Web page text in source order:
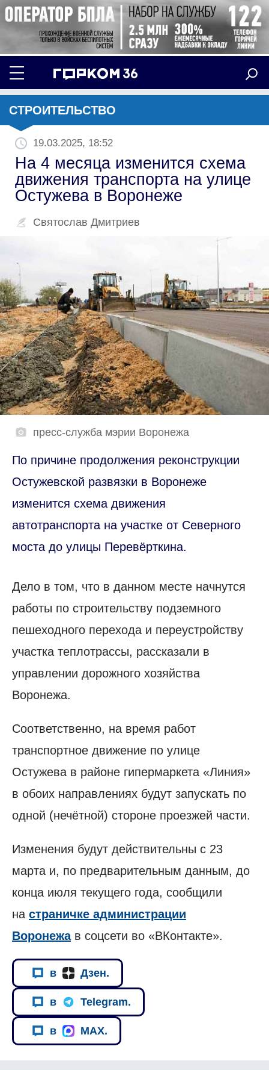
СТРОИТЕЛЬСТВО
19.03.2025, 18:52
На 4 месяца изменится схема
движения транспорта на улице
Остужева в Воронеже
Святослав Дмитриев
пресс-служба мэрии Воронежа
По причине продолжения реконструкции
Остужевской развязки в Воронеже
изменится схема движения
автотранспорта на участке от Северного
моста до улицы Перевёрткина.
Дело в том, что в данном месте начнутся
работы по строительству подземного
пешеходного перехода и переустройству
участка теплотрассы, рассказали в
управлении дорожного хозяйства
Воронежа.
Соответственно, на время работ
транспортное движение по улице
Остужева в районе гипермаркета «Линия»
в обоих направлениях будут запускать по
одной (нечётной) стороне проезжей части.
Изменения будут действительны с 23
марта и, по предварительным данным, до
конца июля текущего года, сообщили
на страничке администрации
Воронежав соцсети во «ВКонтакте».
в Дзен.
в Telegram.
в MAX.